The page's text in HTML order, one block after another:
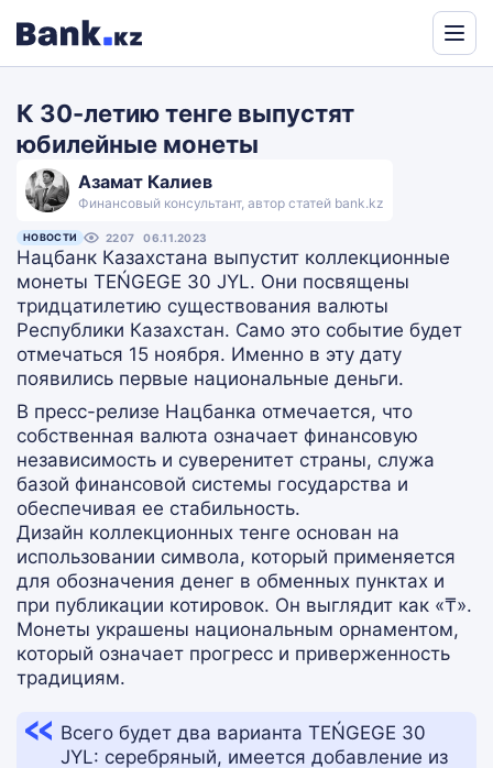
К 30-летию тенге выпустят
юбилейные монеты
Азамат Калиев
Финансовый консультант, автор статей bank.kz
НОВОСТИ 2207 06.11.2023
Нацбанк Казахстана выпустит коллекционные
монеты TEŃGEGE 30 JYL. Они посвящены
тридцатилетию существования валюты
Республики Казахстан. Само это событие будет
отмечаться 15 ноября. Именно в эту дату
появились первые национальные деньги.
В пресс-релизе Нацбанка отмечается, что
собственная валюта означает финансовую
независимость и суверенитет страны, служа
базой финансовой системы государства и
обеспечивая ее стабильность.
Дизайн коллекционных тенге основан на
использовании символа, который применяется
для обозначения денег в обменных пунктах и
при публикации котировок. Он выглядит как «₸».
Монеты украшены национальным орнаментом,
который означает прогресс и приверженность
традициям.
Всего будет два варианта TEŃGEGE 30
JYL: серебряный, имеется добавление из